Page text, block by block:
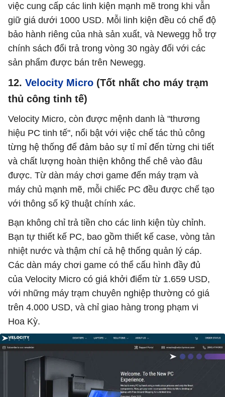
việc cung cấp các linh kiện mạnh mẽ trong khi vẫn
giữ giá dưới 1000 USD. Mỗi linh kiện đều có chế độ
bảo hành riêng của nhà sản xuất, và Newegg hỗ trợ
chính sách đổi trả trong vòng 30 ngày đối với các
sản phẩm được bán trên Newegg.
12. Velocity Micro (Tốt nhất cho máy trạm
thủ công tinh tế)
Velocity Micro, còn được mệnh danh là "thương
hiệu PC tinh tế", nổi bật với việc chế tác thủ công
từng hệ thống để đảm bảo sự tỉ mỉ đến từng chi tiết
và chất lượng hoàn thiện không thể chê vào đâu
được. Từ dàn máy chơi game đến máy trạm và
máy chủ mạnh mẽ, mỗi chiếc PC đều được chế tạo
với thông số kỹ thuật chính xác.
Bạn không chỉ trả tiền cho các linh kiện tùy chỉnh.
Bạn tự thiết kế PC, bao gồm thiết kế case, vòng tản
nhiệt nước và thậm chí cả hệ thống quản lý cáp.
Các dàn máy chơi game có thể cấu hình đầy đủ
của Velocity Micro có giá khởi điểm từ 1.659 USD,
với những máy trạm chuyên nghiệp thường có giá
trên 4.000 USD, và chỉ giao hàng trong phạm vi
Hoa Kỳ.